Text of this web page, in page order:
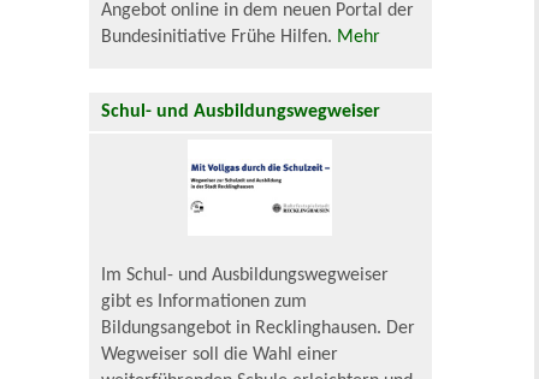
Angebot online in dem neuen Portal der
Bundesinitiative Frühe Hilfen. Mehr
Schul- und Ausbildungswegweiser
Im Schul- und Ausbildungswegweiser
gibt es Informationen zum
Bildungsangebot in Recklinghausen. Der
Wegweiser soll die Wahl einer